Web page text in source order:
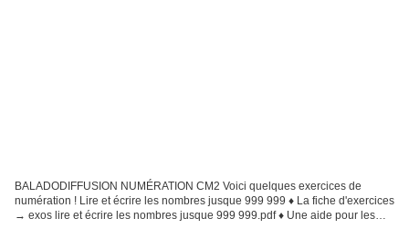
BALADODIFFUSION NUMÉRATION CM2 Voici quelques exercices de
numération ! Lire et écrire les nombres jusque 999 999 ♦ La fiche d'exercices
→ exos lire et écrire les nombres jusque 999 999.pdf ♦ Une aide pour les